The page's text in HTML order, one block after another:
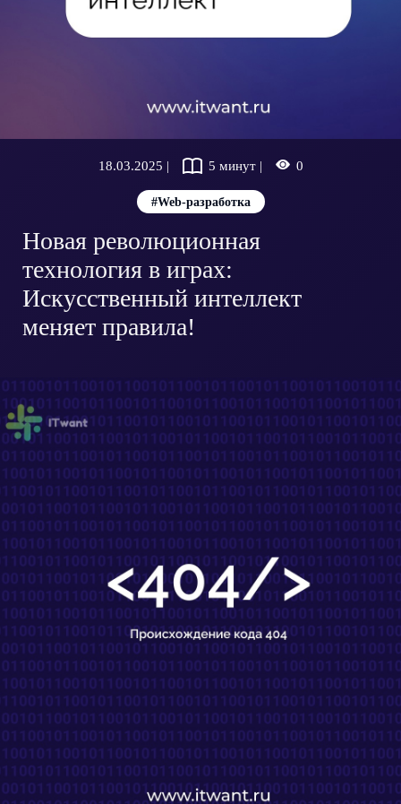
18.03.2025 | 5 минут | 0
#Web-разработка
Новая революционная
технология в играх:
Искусственный интеллект
меняет правила!